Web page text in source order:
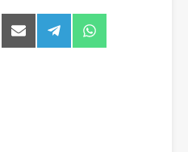
Compartir
en
Email Compartir
en
TelegramCompartir
en
WhatsApp